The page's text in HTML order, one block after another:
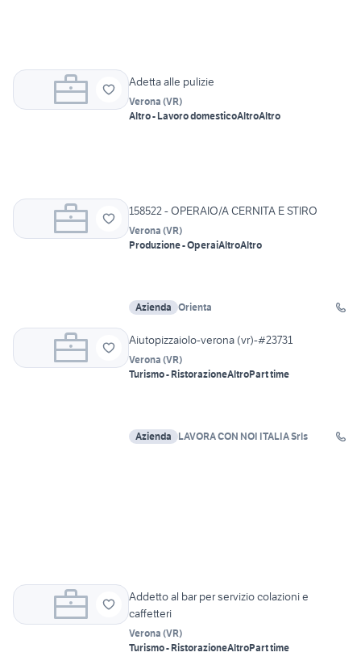
Adetta alle pulizie
Verona (VR)
Altro - Lavoro domesticoAltroAltro
158522 - OPERAIO/A CERNITA E STIRO
Verona (VR)
Produzione - OperaiAltroAltro
Azienda Orienta
Aiutopizzaiolo-verona (vr)-#23731
Verona (VR)
Turismo - RistorazioneAltroPart time
Azienda LAVORA CON NOI ITALIA Srls
Addetto al bar per servizio colazioni e
caffetteri
Verona (VR)
Turismo - RistorazioneAltroPart time